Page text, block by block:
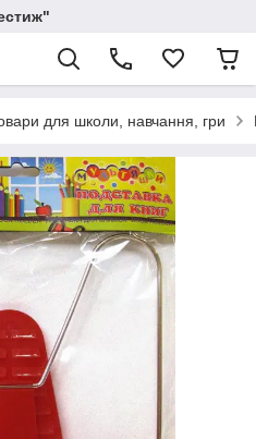
для школи, навчання, гри